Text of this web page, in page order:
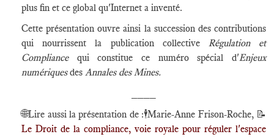
plus fin et ce global qu'Internet a inventé.
Cette présentation ouvre ainsi la succession des contributions
qui nourrissent la publication collective Régulation et
Compliancequi constitue ce numéro spécial d'Enjeux
numériquesdes Annales des Mines.
🌐Lire aussi la présentation de :🕴️Marie-Anne Frison-Roche, 📝
Le Droit de la compliance, voie royale pour réguler l'espace